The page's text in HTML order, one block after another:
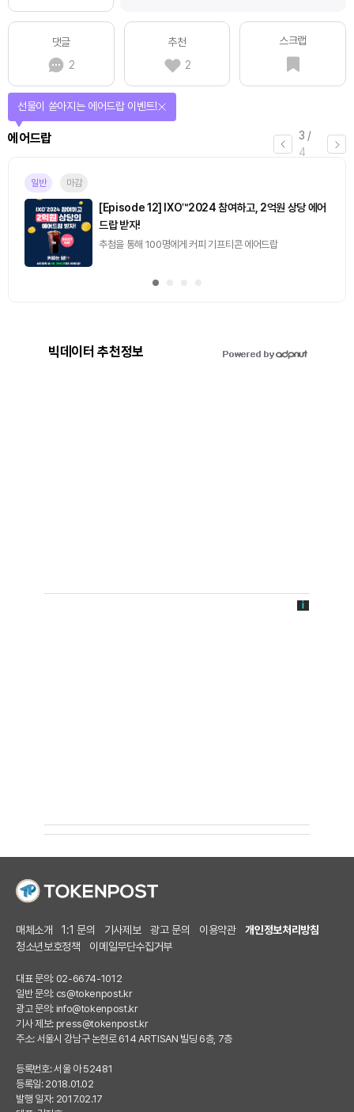
댓글
2
추천
2
스크랩
4 /
4
퀴즈
퀴즈풀고 선물 받자!
마감
[토큰포스트] 기사 퀴즈 658회차
2026.08.07 (금) ~ 2026.08.08 (토)
빅데이터 추천정보
매체소개 1:1 문의 기사제보 광고 문의 이용약관
개인정보처리방침
청소년보호정책
이메일무단수집거부
대표 문의: 02-6674-1012
일반 문의: cs@tokenpost.kr
광고 문의: info@tokenpost.kr
기사 제보: press@tokenpost.kr
주소: 서울시 강남구 논현로 614 ARTISAN 빌딩 6층, 7층
등록번호: 서울 아 52481
등록일: 2018.01.02
발행 일자: 2017.02.17